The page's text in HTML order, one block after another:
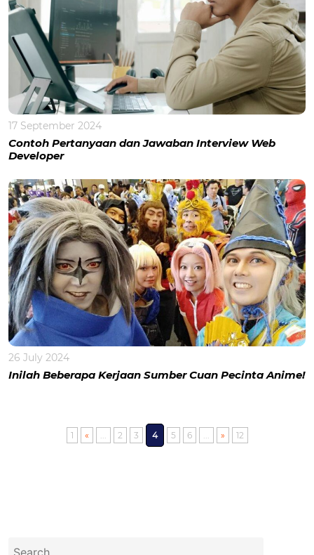
17 September 2024
Contoh Pertanyaan dan Jawaban Interview Web
Developer
26 July 2024
Inilah Beberapa Kerjaan Sumber Cuan Pecinta Anime!
1 « 2 3 4 5 6 » 12
Search